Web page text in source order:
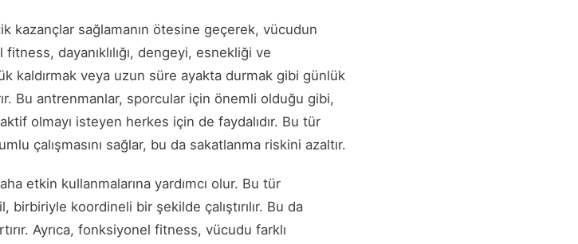
kazançlar sağlamanın ötesine geçerek, vücudun
dayanıklılığı, dengeyi, esnekliği ve
kaldırmak veya uzun süre ayakta durmak gibi günlük
Bu antrenmanlar, sporcular için önemli olduğu gibi,
olmayı isteyen herkes için de faydalıdır. Bu tür
çalışmasını sağlar, bu da sakatlanma riskini azaltır.
etkin kullanmalarına yardımcı olur. Bu tür
koordineli bir şekilde çalıştırılır. Bu da
Ayrıca, fonksiyonel fitness, vücudu farklı